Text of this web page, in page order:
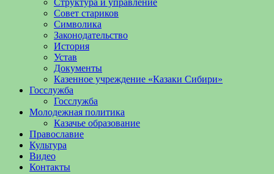
Структура и управление
Совет стариков
Символика
Законодательство
История
Устав
Документы
Казенное учреждение «Казаки Сибири»
Госслужба
Госслужба
Молодежная политика
Казачье образование
Православие
Культура
Видео
Контакты